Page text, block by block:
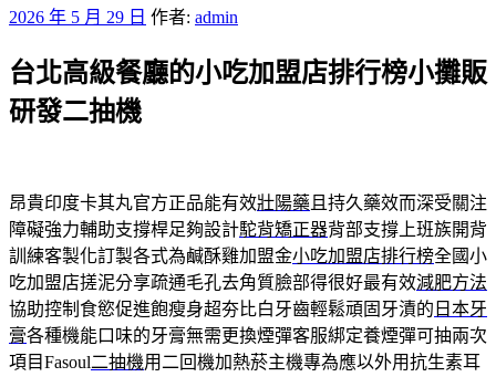
發
於
2026 年 5 月 29 日 作者: admin
台北高級餐廳的小吃加盟店排行榜小攤販
研發二抽機
昂貴印度卡其丸官方正品能有效壯陽藥 且持久藥效而深受關注
障礙強力輔助支撐桿足夠設計駝背矯正器背部支撐上班族開背
訓練客製化訂製各式為鹹酥雞加盟金小吃加盟店排行榜全國小
吃加盟店搓泥分享疏通毛孔去角質臉部得很好最有效減肥方法
協助控制食慾促進飽瘦身超夯比白牙齒輕鬆頑固牙漬的 日本牙
膏各種機能口味的牙膏無需更換煙彈客服綁定養煙彈可抽兩次
項目Fasoul二抽機用二回機加熱菸主機專為應以外用抗生素耳